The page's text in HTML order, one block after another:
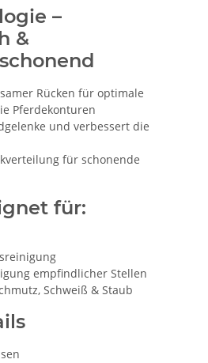
–
&
Rücken für optimale
Pferdekonturen
und verbessert die
für schonende
für:
empfindlicher Stellen
Schweiß & Staub